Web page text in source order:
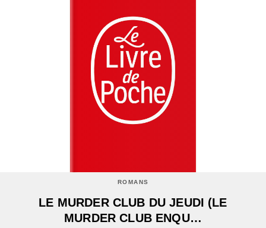
ROMANS
LE MURDER CLUB DU JEUDI (LE
MURDER CLUB ENQU…